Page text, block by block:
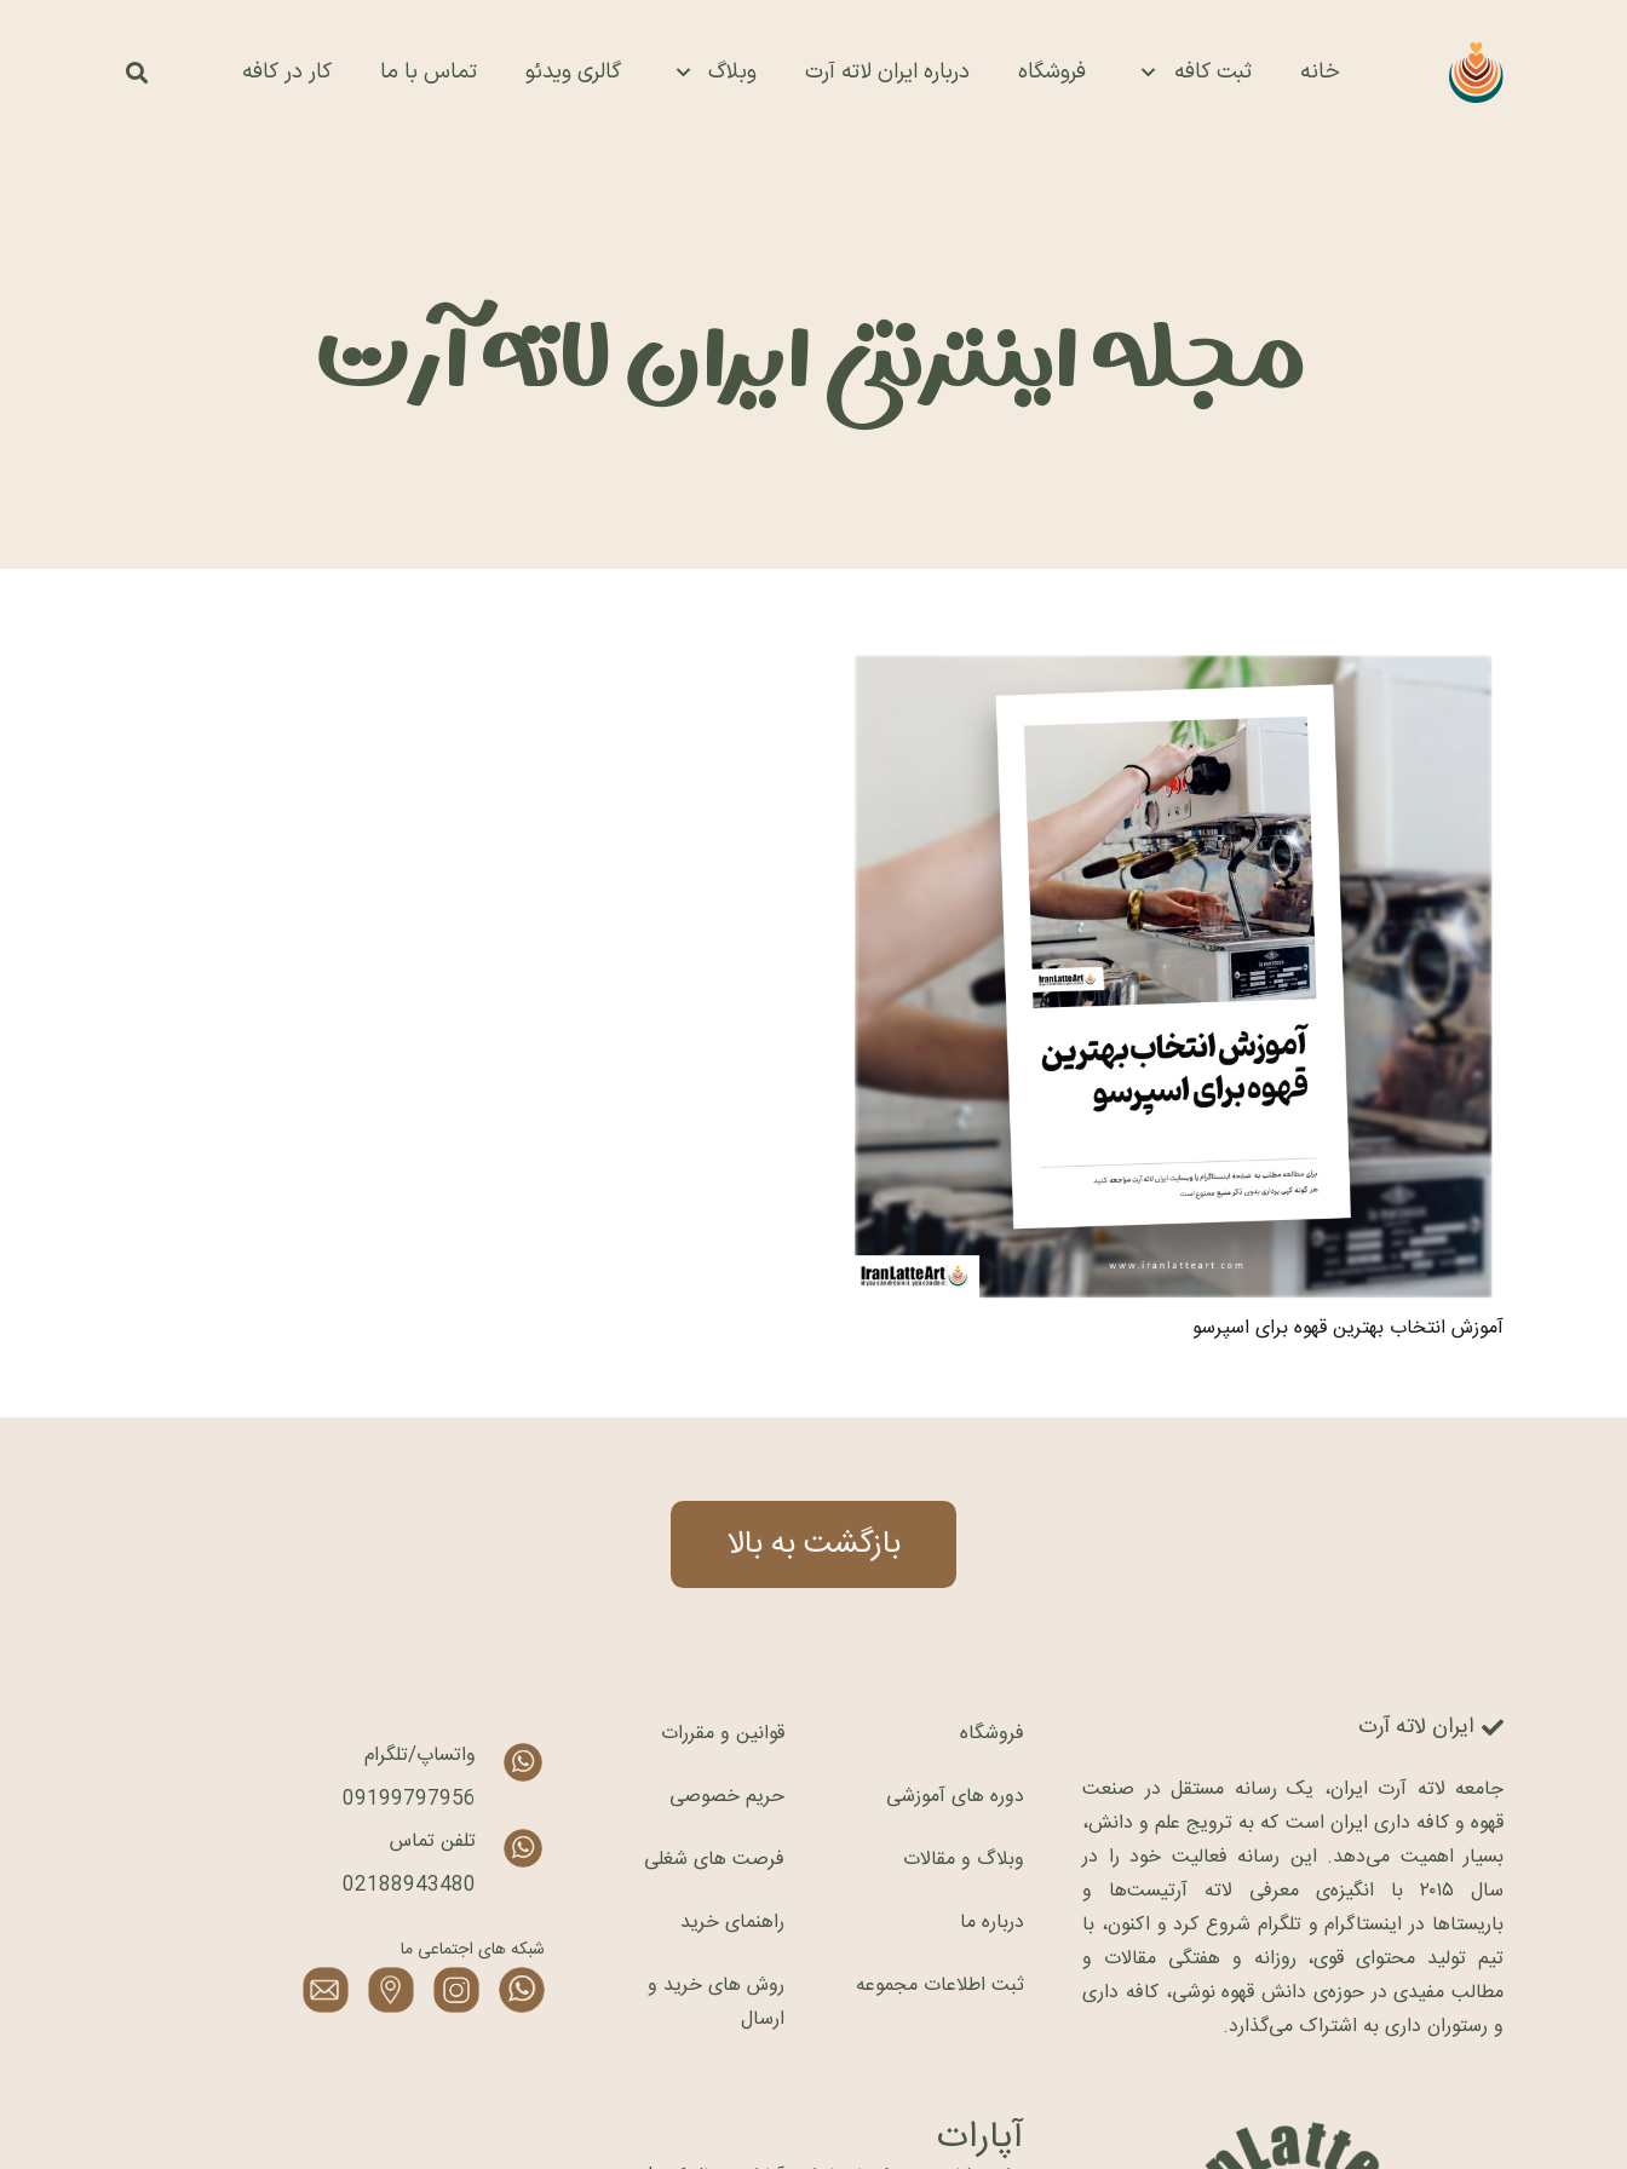
خانه ثبت کافه فروشگاه درباره ایران لاته آرت وبلاگ گالری ویدئو تماس با ما کار در کافه
مجله اینترنتی ایران لاته آرت
آموزش انتخاب بهترین قهوه برای اسپرسو
بازگشت به بالا
ایران لاته آرت
جامعه لاته آرت ایران، یک رسانه مستقل در صنعت
قهوه و کافه داری ایران است که به ترویج علم و دانش،
بسیار اهمیت می‌دهد. این رسانه فعالیت خود را در
سال ۲۰۱۵ با انگیزه‌ی معرفی لاته آرتیست‌ها و
باریستاها در اینستاگرام و تلگرام شروع کرد و اکنون، با
تیم تولید محتوای قوی، روزانه و هفتگی مقالات و
مطالب مفیدی در حوزه‌ی دانش قهوه نوشی، کافه داری
و رستوران داری به اشتراک می‌گذارد.
فروشگاه
دوره های آموزشی
وبلاگ و مقالات
درباره ما
ثبت اطلاعات مجموعه
قوانین و مقررات
حریم خصوصی
فرصت های شغلی
راهنمای خرید
روش های خرید و
ارسال
واتساپ/تلگرام
09199797956
تلفن تماس
02188943480
شبکه های اجتماعی ما
آپارات